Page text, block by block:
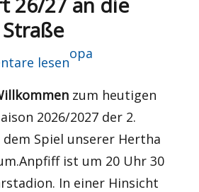
lesen
Autor
opa
zum heutigen
2026/2027 der 2.
Spiel unserer Hertha
ist um 20 Uhr 30
In einer Hinsicht